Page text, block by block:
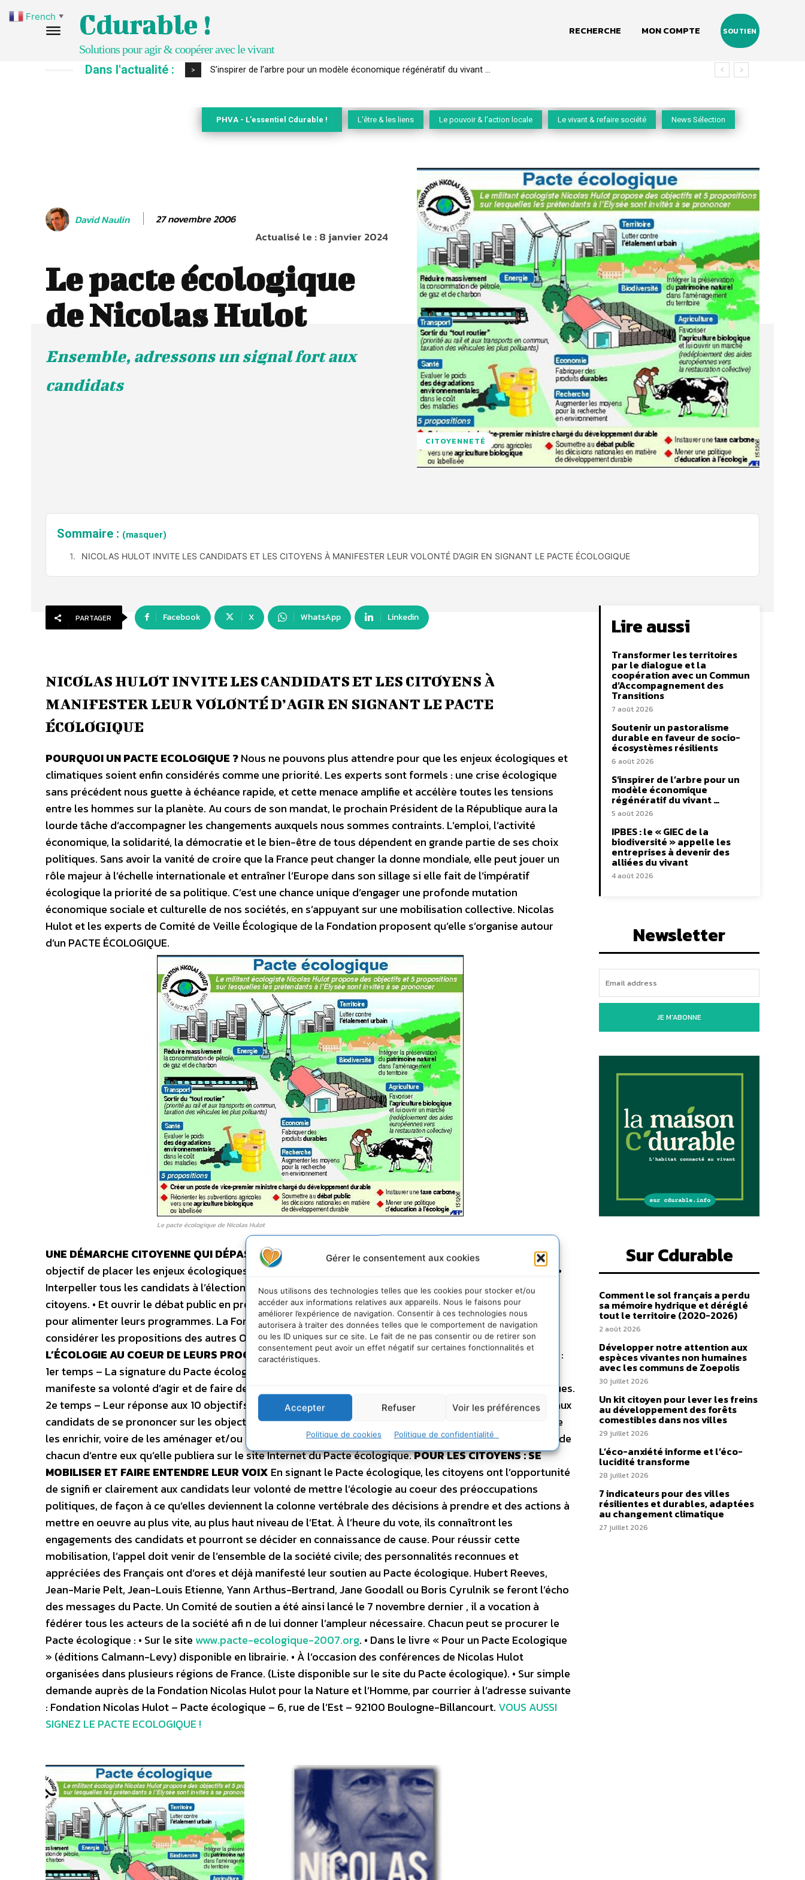
Gérer le consentement aux cookies
Nous utilisons des technologies telles que les cookies pour stocker et/ou
accéder aux informations relatives aux appareils. Nous le faisons pour
améliorer l’expérience de navigation. Consentir à ces technologies nous
autorisera à traiter des données telles que le comportement de navigation
ou les ID uniques sur ce site. Le fait de ne pas consentir ou de retirer son
consentement peut avoir un effet négatif sur certaines fonctionnalités et
caractéristiques.
Accepter Refuser Voir les préférences
Politique de cookies Politique de confidentialité
Cdurable !
Solutions pour agir & coopérer avec le vivant
RECHERCHE MON COMPTE SOUTIEN
Dans l'actualité : > S’inspirer de l’arbre pour un modèle économique régénératif du vivant …
PHVA - L'essentiel Cdurable ! L'être & les liens Le pouvoir & l'action locale Le vivant & refaire société News Sélection
David Naulin 27 novembre 2006
Actualisé le :8 janvier 2024
Le pacte écologique
de Nicolas Hulot
Ensemble, adressons un signal fort aux
candidats
CITOYENNETÉ
Sommaire : (masquer)
NICOLAS HULOT INVITE LES CANDIDATS ET LES CITOYENS À MANIFESTER LEUR VOLONTÉ D’AGIR EN SIGNANT LE PACTE ÉCOLOGIQUE
PARTAGER Facebook X WhatsApp Linkedin
NICOLAS HULOT INVITE LES CANDIDATS ET LES CITOYENS À
MANIFESTER LEUR VOLONTÉ D’AGIR EN SIGNANT LE PACTE
ÉCOLOGIQUE
POURQUOI UN PACTE ECOLOGIQUE ?Nous ne pouvons plus attendre pour que les enjeux écologiques et
climatiques soient enfin considérés comme une priorité. Les experts sont formels : une crise écologique
sans précédent nous guette à échéance rapide, et cette menace amplifie et accélère toutes les tensions
entre les hommes sur la planète. Au cours de son mandat, le prochain Président de la République aura la
lourde tâche d’accompagner les changements auxquels nous sommes contraints. L’emploi, l’activité
économique, la solidarité, la démocratie et le bien-être de tous dépendent en grande partie de ses choix
politiques. Sans avoir la vanité de croire que la France peut changer la donne mondiale, elle peut jouer un
rôle majeur à l’échelle internationale et entraîner l’Europe dans son sillage si elle fait de l’impératif
écologique la priorité de sa politique. C’est une chance unique d’engager une profonde mutation
économique sociale et culturelle de nos sociétés, en s’appuyant sur une mobilisation collective. Nicolas
Hulot et les experts de Comité de Veille Écologique de la Fondation proposent qu’elle s’organise autour
d’un PACTE ÉCOLOGIQUE.
Le pacte écologique de Nicolas Hulot
UNE DÉMARCHE CITOYENNE QUI DÉPASSE LES CLIVAGES POLITIQUESLe Pacte écologique a pour
objectif de placer les enjeux écologiques et climatiques au coeur des débats politiques à venir. Il vise à : •
Interpeller tous les candidats à l’élection présidentielle, au-delà des clivages politiques. • Mobiliser les
citoyens. • Et ouvrir le débat public en proposant aux candidats 10 objectifs et 5 propositions concrètes
pour alimenter leurs programmes. La Fondation Nicolas Hulot encourage également les candidats à
considérer les propositions des autres ONG environnementales.POUR LES CANDIDATS : PLACER
L’ÉCOLOGIE AU COEUR DE LEURS PROGRAMMESL’engagement des candidats s’articule en deux temps :
1er temps – La signature du Pacte écologique Un engagement écrit solennel par lequel le candidat
manifeste sa volonté d’agir et de faire de l’écologie une priorité nationale dépassant les clivages politiques.
2e temps – Leur réponse aux 10 objectifs et aux 5 propositions de la Fondation Nicolas Hulot demande aux
candidats de se prononcer sur les objectifs et propositions. Il s’agira pour les candidats de les étudier, de
les enrichir, voire de les aménager et/ou de proposer des alternatives. La Fondation attend une réponse de
chacun d’entre eux qu’elle publiera sur le site Internet du Pacte écologique.POUR LES CITOYENS : SE
MOBILISER ET FAIRE ENTENDRE LEUR VOIX En signant le Pacte écologique, les citoyens ont l’opportunité
de signifi er clairement aux candidats leur volonté de mettre l’écologie au coeur des préoccupations
politiques, de façon à ce qu’elles deviennent la colonne vertébrale des décisions à prendre et des actions à
mettre en oeuvre au plus vite, au plus haut niveau de l’Etat. À l’heure du vote, ils connaîtront les
engagements des candidats et pourront se décider en connaissance de cause. Pour réussir cette
mobilisation, l’appel doit venir de l’ensemble de la société civile; des personnalités reconnues et
appréciées des Français ont d’ores et déjà manifesté leur soutien au Pacte écologique. Hubert Reeves,
Jean-Marie Pelt, Jean-Louis Etienne, Yann Arthus-Bertrand, Jane Goodall ou Boris Cyrulnik se feront l’écho
des messages du Pacte. Un Comité de soutien a été ainsi lancé le 7 novembre dernier , il a vocation à
fédérer tous les acteurs de la société afi n de lui donner l’ampleur nécessaire. Chacun peut se procurer le
Pacte écologique : • Sur le site www.pacte-ecologique-2007.org. • Dans le livre « Pour un Pacte Ecologique
» (éditions Calmann-Levy) disponible en librairie. • À l’occasion des conférences de Nicolas Hulot
organisées dans plusieurs régions de France. (Liste disponible sur le site du Pacte écologique). • Sur simple
demande auprès de la Fondation Nicolas Hulot pour la Nature et l’Homme, par courrier à l’adresse suivante
: Fondation Nicolas Hulot – Pacte écologique – 6, rue de l’Est – 92100 Boulogne-Billancourt. VOUS AUSSI
SIGNEZ LE PACTE ECOLOGIQUE !
Lire aussi
Transformer les territoires
par le dialogue et la
coopération avec un Commun
d’Accompagnement des
Transitions
7 août 2026
Soutenir un pastoralisme
durable en faveur de socio-
écosystèmes résilients
6 août 2026
S’inspirer de l’arbre pour un
modèle économique
régénératif du vivant …
5 août 2026
IPBES : le « GIEC de la
biodiversité » appelle les
entreprises à devenir des
alliées du vivant
4 août 2026
Newsletter
JE M'ABONNE
Sur Cdurable
Comment le sol français a perdu
sa mémoire hydrique et déréglé
tout le territoire (2020-2026)
2 août 2026
Développer notre attention aux
espèces vivantes non humaines
avec les communs de Zoepolis
30 juillet 2026
Un kit citoyen pour lever les freins
au développement des forêts
comestibles dans nos villes
29 juillet 2026
L’éco-anxiété informe et l’éco-
lucidité transforme
28 juillet 2026
7 indicateurs pour des villes
résilientes et durables, adaptées
au changement climatique
27 juillet 2026
French ▼